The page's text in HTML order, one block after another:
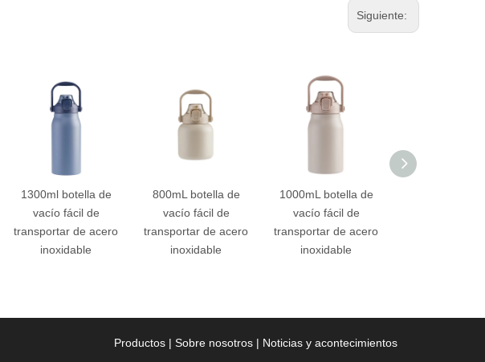
Siguiente:
1300ml botella de
vacío fácil de
transportar de acero
inoxidable
800mL botella de
vacío fácil de
transportar de acero
inoxidable
1000mL botella de
vacío fácil de
transportar de acero
inoxidable
Productos | Sobre nosotros | Noticias y acontecimientos